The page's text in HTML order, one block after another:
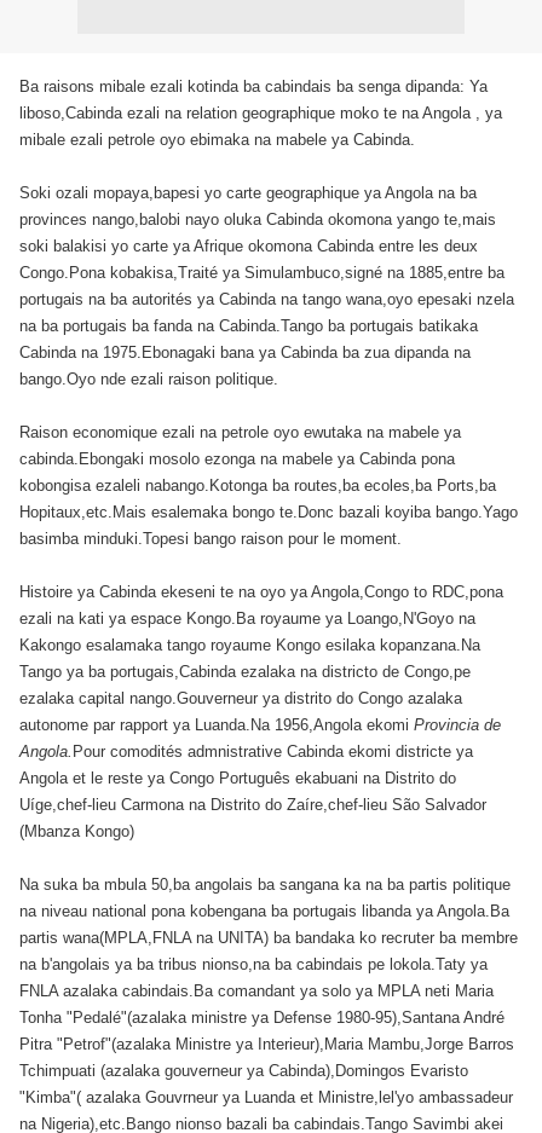
Ba raisons mibale ezali kotinda ba cabindais ba senga dipanda: Ya
liboso,Cabinda ezali na relation geographique moko te na Angola , ya
mibale ezali petrole oyo ebimaka na mabele ya Cabinda.
Soki ozali mopaya,bapesi yo carte geographique ya Angola na ba
provinces nango,balobi nayo oluka Cabinda okomona yango te,mais
soki balakisi yo carte ya Afrique okomona Cabinda entre les deux
Congo.Pona kobakisa,Traité ya Simulambuco,signé na 1885,entre ba
portugais na ba autorités ya Cabinda na tango wana,oyo epesaki nzela
na ba portugais ba fanda na Cabinda.Tango ba portugais batikaka
Cabinda na 1975.Ebonagaki bana ya Cabinda ba zua dipanda na
bango.Oyo nde ezali raison politique.
Raison economique ezali na petrole oyo ewutaka na mabele ya
cabinda.Ebongaki mosolo ezonga na mabele ya Cabinda pona
kobongisa ezaleli nabango.Kotonga ba routes,ba ecoles,ba Ports,ba
Hopitaux,etc.Mais esalemaka bongo te.Donc bazali koyiba bango.Yago
basimba minduki.Topesi bango raison pour le moment.
Histoire ya Cabinda ekeseni te na oyo ya Angola,Congo to RDC,pona
ezali na kati ya espace Kongo.Ba royaume ya Loango,N'Goyo na
Kakongo esalamaka tango royaume Kongo esilaka kopanzana.Na
Tango ya ba portugais,Cabinda ezalaka na districto de Congo,pe
ezalaka capital nango.Gouverneur ya distrito do Congo azalaka
autonome par rapport ya Luanda.Na 1956,Angola ekomi Provincia de
Angola. Pour comodités admnistrative Cabinda ekomi districte ya
Angola et le reste ya Congo Português ekabuani na Distrito do
Uíge,chef-lieu Carmona na Distrito do Zaíre,chef-lieu São Salvador
(Mbanza Kongo)
Na suka ba mbula 50,ba angolais ba sangana ka na ba partis politique
na niveau national pona kobengana ba portugais libanda ya Angola.Ba
partis wana(MPLA,FNLA na UNITA) ba bandaka ko recruter ba membre
na b'angolais ya ba tribus nionso,na ba cabindais pe lokola.Taty ya
FNLA azalaka cabindais.Ba comandant ya solo ya MPLA neti Maria
Tonha "Pedalé"(azalaka ministre ya Defense 1980-95),Santana André
Pitra "Petrof"(azalaka Ministre ya Interieur),Maria Mambu,Jorge Barros
Tchimpuati (azalaka gouverneur ya Cabinda),Domingos Evaristo
"Kimba"( azalaka Gouvrneur ya Luanda et Ministre,lel'yo ambassadeur
na Nigeria),etc.Bango nionso bazali ba cabindais.Tango Savimbi akei